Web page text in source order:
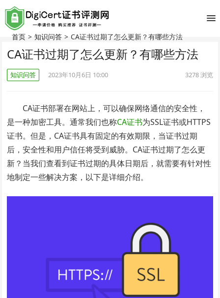
首页 > 知识问答 > CA证书过期了怎么更新？有哪些方法
CA证书过期了怎么更新？有哪些方法
知识问答 2023年10月6日 10:00 3278浏览
CA证书部署在网站上，可以确保网络通信的安全性，
是一种加密工具。通常我们也称CA证书为SSL证书或HTTPS
证书。但是，CA证书具有固定的有效期限，当证书过期
后，安全性和用户信任将受到威胁。CA证书过期了怎么更
新？当我们查看到证书过期的具体日期后，就需要有针对性
地制定一些解决方案，以下是详细介绍。